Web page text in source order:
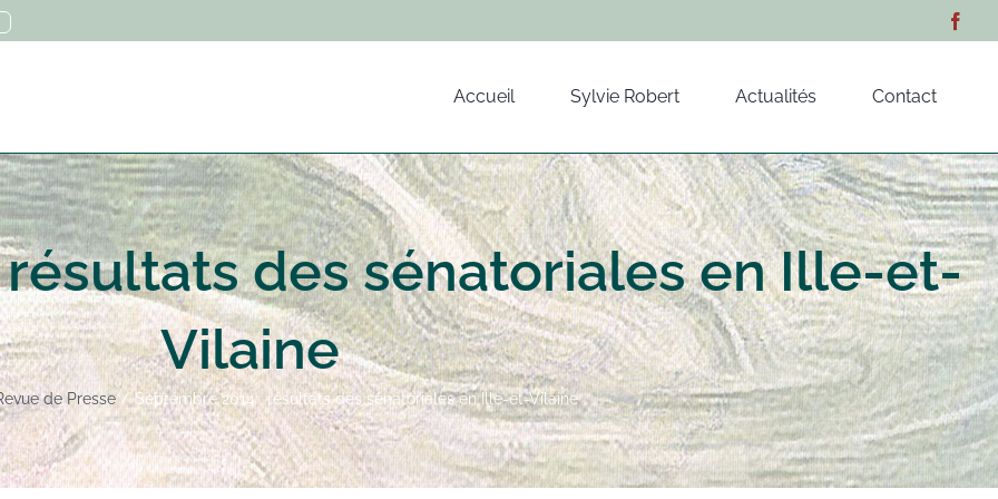
Accueil Sylvie Robert Actualités Contact
résultats des sénatoriales en Ille-et-
Vilaine
de Presse Septembre 2014 : résultats des sénatoriales en Ille-et-Vilaine